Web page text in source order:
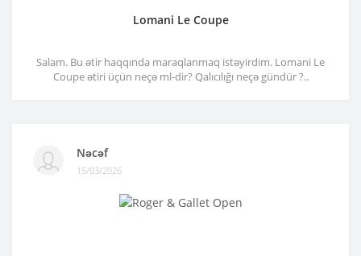
Lomani Le Coupe
Salam. Bu ətir haqqında maraqlanmaq istəyirdim. Lomani Le
Coupe ətiri üçün neçə ml-dir? Qalıcılığı neçə gündür ?..
Nəcəf
15/03/2026